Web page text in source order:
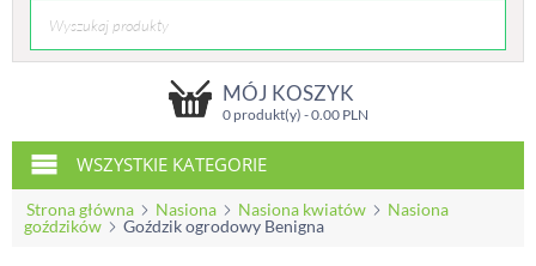
MÓJ KOSZYK
0 produkt(y) -0.00PLN
WSZYSTKIE KATEGORIE
Strona główna Nasiona Nasiona kwiatów
Nasiona
goździków
Goździk ogrodowy Benigna